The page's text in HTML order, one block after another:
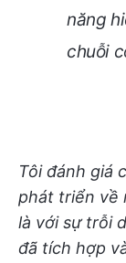
năng
chuỗi
Tôi đánh giá
phát triển về
là với sự trỗi
đã tích hợp